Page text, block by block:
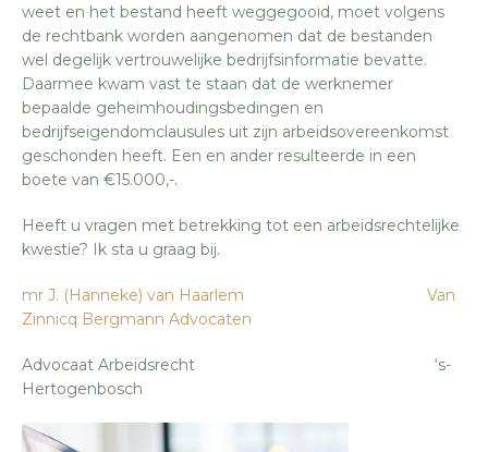
weet en het bestand heeft weggegooid, moet volgens
de rechtbank worden aangenomen dat de bestanden
wel degelijk vertrouwelijke bedrijfsinformatie bevatte.
Daarmee kwam vast te staan dat de werknemer
bepaalde geheimhoudingsbedingen en
bedrijfseigendomclausules uit zijn arbeidsovereenkomst
geschonden heeft. Een en ander resulteerde in een
boete van €15.000,-.
Heeft u vragen met betrekking tot een arbeidsrechtelijke
kwestie? Ik sta u graag bij.
mr J. (Hanneke) van Haarlem
Van
Zinnicq Bergmann Advocaten
Advocaat Arbeidsrecht ‘s-
Hertogenbosch